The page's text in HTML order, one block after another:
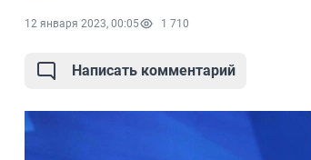
12 января 2023, 00:05 1 710
Написать комментарий